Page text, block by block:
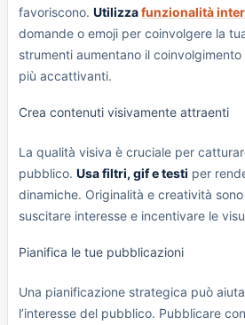
favoriscono. Utilizzafunzionalità
domande o emoji per coinvolgere la
strumenti aumentano il
più accattivanti.
Crea contenuti visivamente attraenti
La qualità visiva è cruciale per
pubblico. Usa filtri, gif e testi per
dinamiche. Originalità e creatività
suscitare interesse e incentivare le
Pianifica le tue pubblicazioni
Una pianificazione strategica può
l’interesse del pubblico. Pubblicare